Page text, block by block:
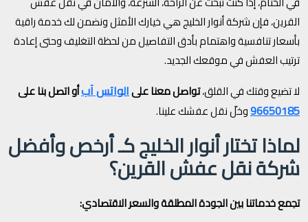
القرين، فإن شركة أنوار الخليج هي خيارك الأمثل ونضمن لك خدمة راقية
بأسعار تنافسية واهتمام بأدق التفاصيل من لحظة التغليف وحتى إعادة
ترتيب العفش في موقعك الجديد.
لا تضيع وقتك في القلق،تواصل معنا علىالواتس آبأو اتصل بنا على
96650185وخلّ نقل عفشك علينا.
لماذا تختار أنوار الخليج كـ أرخص وأفضل
شركة نقل عفش القرين؟
تجمع خدماتنا بين الجودة المطلقة والسعر الاقتصادي: